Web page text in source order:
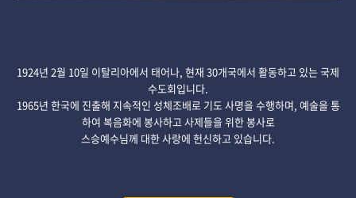
1924년 2월 10일 이탈리아에서 태어나, 현재 30개국에서 활동하고 있는 국제
수도회입니다.
1965년 한국에 진출해 지속적인 성체조배로 기도 사명을 수행하며, 예술을 통
하여 복음화에 봉사하고 사제들을 위한 봉사로
스승예수님께 대한 사랑에 헌신하고 있습니다.